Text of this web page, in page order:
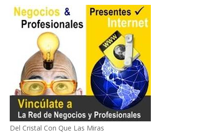
Del Cristal Con Que Las Miras